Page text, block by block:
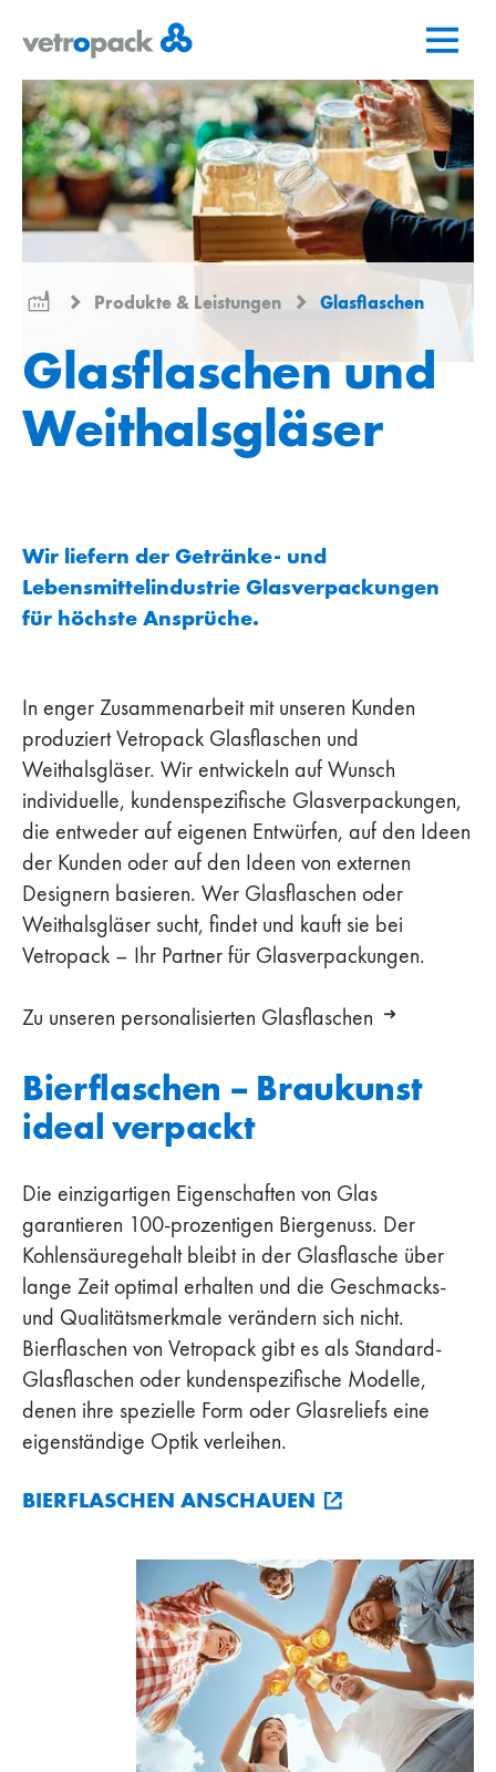
Startseite
Inhalt
springen
Kontakt
springen
Produkte & Leistungen Glasflaschen
Glasflaschen und
Weithalsgläser
Wir liefern der Getränke- und
Lebensmittelindustrie Glasverpackungen
für höchste Ansprüche.
In enger Zusammenarbeit mit unseren Kunden
produziert Vetropack Glasflaschen und
Weithalsgläser. Wir entwickeln auf Wunsch
individuelle, kundenspezifische Glasverpackungen,
die entweder auf eigenen Entwürfen, auf den Ideen
der Kunden oder auf den Ideen von externen
Designern basieren. Wer Glasflaschen oder
Weithalsgläser sucht, findet und kauft sie bei
Vetropack – Ihr Partner für Glasverpackungen.
Zu unseren personalisierten Glasflaschen
Bierflaschen – Braukunst
ideal verpackt
Die einzigartigen Eigenschaften von Glas
garantieren 100-prozentigen Biergenuss. Der
Kohlensäuregehalt bleibt in der Glasflasche über
lange Zeit optimal erhalten und die Geschmacks-
und Qualitätsmerkmale verändern sich nicht.
Bierflaschen von Vetropack gibt es als Standard-
Glasflaschen oder kundenspezifische Modelle,
denen ihre spezielle Form oder Glasreliefs eine
eigenständige Optik verleihen.
BIERFLASCHEN ANSCHAUEN